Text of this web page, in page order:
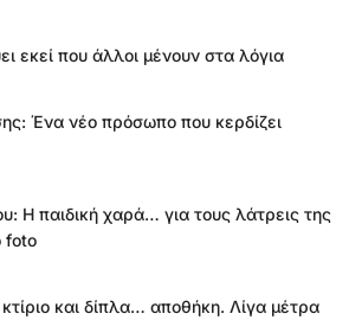
εκεί που άλλοι μένουν στα λόγια
Ένα νέο πρόσωπο που κερδίζει
Η παιδική χαρά… για τους λάτρεις της
foto
και δίπλα… αποθήκη. Λίγα μέτρα